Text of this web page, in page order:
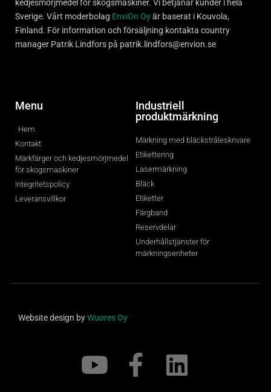
kedjesmörjmedel för skogsmaskiner. Vi betjänar kunder i hela
Sverige. Vårt moderbolag EnviOn Oyär baserat i Kouvola,
Finland. För information och försäljning kontakta country
manager Patrik Lindfors på patrik.lindfors@envion.se
Menu
Hem
Kontakt
Märkfärger och kedjesmörjmedel
för skogsmaskiner
Integritetspolicy
Leveransvillkor
Industriell
produktmärkning
Märkning med bläckstråleskrivare
Etikettering
Lasermärkning
Bläck
Etiketter
Färgband
Reservdelar
Underhållstjänster för
märkningsenheter
Website design byWuores Oy